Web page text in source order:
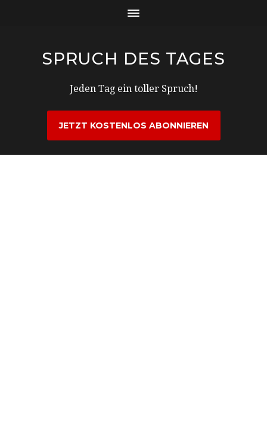
SPRUCH DES TAGES
Jeden Tag ein toller Spruch!
JETZT KOSTENLOS ABONNIEREN